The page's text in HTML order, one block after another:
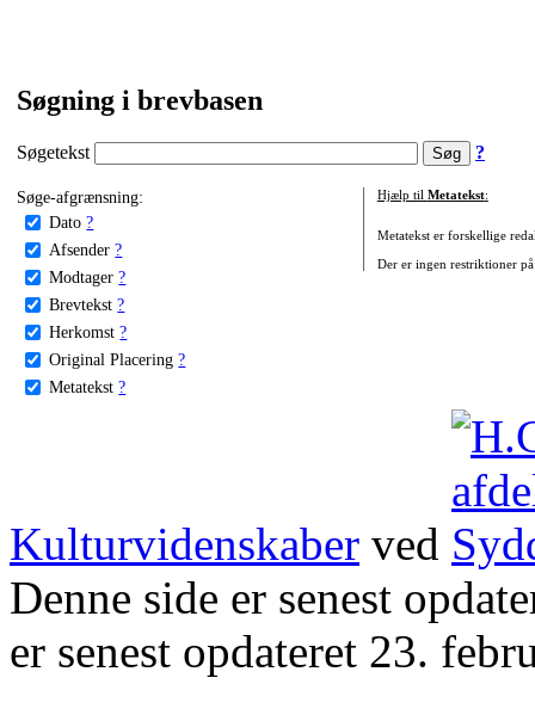
Søgning i brevbasen
Søgetekst ?
Søge-afgrænsning:
Dato ?
Afsender ?
Modtager ?
Brevtekst ?
Herkomst ?
Original Placering ?
Metatekst ?
Hjælp til Metatekst:
Metatekst er forskellige
Der er ingen restriktioner
Kulturvidenskaber ved
Denne side er senest
er senest opdateret 23.